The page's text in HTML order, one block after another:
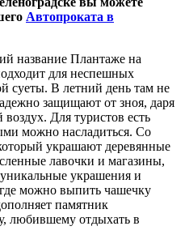
Автопроката в
название Плантаже на
для неспешных
суеты. В летний день там не
защищают от зноя, даря
Для туристов есть
можно насладиться. Со
украшают деревянные
лавочки и магазины,
украшения и
можно выпить чашечку
памятник
любившему отдыхать в